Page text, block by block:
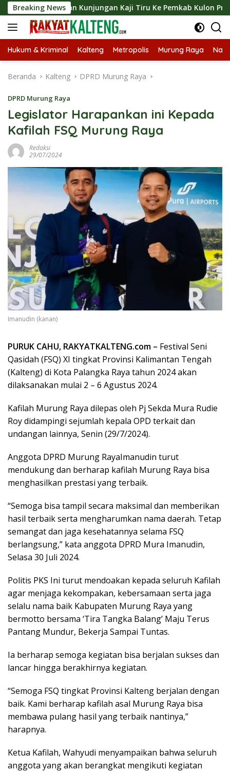
Langsung
ke
konten
Breaking News
Kunjungan Kaji Tiru Ke Pemkab Kulon Progo
Hukum & Kriminal Kalteng Metropolis Murung Raya
Beranda Kalteng DPRD Murung Raya
DPRD Murung Raya
Legislator Harapankan ini Kepada
Kafilah FSQ Murung Raya
Redaksi
29/07/2024
Imanudin (kanan)
PURUK CAHU, RAKYATKALTENG.com – Festival Seni
Qasidah (FSQ) XI tingkat Provinsi Kalimantan Tengah
(Kalteng) di Kota Palangka Raya tahun 2024 akan
dilaksanakan mulai 2 – 6 Agustus 2024.
Kafilah Murung Raya dilepas oleh Pj Sekda Mura Rudie
Roy didampingi sejumlah kepala OPD terkait dan
undangan lainnya, Senin (29/7/2024).
Anggota DPRD Murung RayaImanudin turut
mendukung dan berharap kafilah Murung Raya bisa
menghasilkan prestasi yang terbaik.
“Semoga bisa tampil secara maksimal dan memberikan
hasil terbaik serta mengharumkan nama daerah. Tetap
semangat dan jaga kesehatannya selama FSQ
berlangsung,” kata anggota DPRD Mura Imanudin,
Selasa 30 Juli 2024.
Politis PKS Ini turut mendoakan kepada seluruh Kafilah
agar menjaga kekompakan, kebersamaan serta jaga
selalu nama baik Kabupaten Murung Raya yang
bermotto bersama ‘Tira Tangka Balang’ Maju Terus
Pantang Mundur, Bekerja Sampai Tuntas.
Ia berharap semoga kegiatan bisa berjalan sukses dan
lancar hingga berakhirnya kegiatan.
“Semoga FSQ tingkat Provinsi Kalteng berjalan dengan
baik. Kami berharap kafilah asal Murung Raya bisa
membawa pulang hasil yang terbaik nantinya,”
harapnya.
Ketua Kafilah, Wahyudi menyampaikan bahwa seluruh
anggota yang akan berangkat mengikuti kegiatan